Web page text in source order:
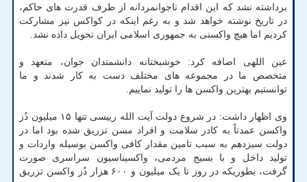
برداشته نشد که این اقدام ناجوانمردانه از طرف قدرت های حاکم،
در تاریخ نوشته خواهد شد و به رغم اینکه در کواکس نیز مشارکت
کردیم اما هیچ واکسنی به جمهوری اسلامی ایران تحویل داده نشد.
عین اللهی اضافه کرد: خوشبختانه دانشمندان جوان، متعهد و
متخصص ما در مجموعه های مختلف دست به کار شدند و ما
توانستیم بهترین واکسن ها را تولید نماییم.
وی اظهار داشت: در شروع دولت آیت الله رییسی تنها ۱۵ میلیون دُز
واکسن عمدتاً به کادر سلامت و افراد مسن تزریق شده بود اما در
دولت سیزدهم به سبب تامین مقدار کافی واکسن بوسیله واردات و
تولید داخل و با بسیج مردمی، واکسیناسیون سراسری صورت
گرفت، بطوریکه در روز تا یک میلیون و ۶۰۰ هزار دُز واکسن تزریق